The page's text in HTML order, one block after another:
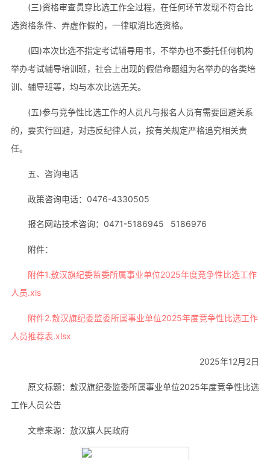
(三)资格审查贯穿比选工作全过程，在任何环节发现不符合比
选资格条件、弄虚作假的，一律取消比选资格。
(四)本次比选不指定考试辅导用书，不举办也不委托任何机构
举办考试辅导培训班，社会上出现的假借命题组为名举办的各类培
训、辅导班等，均与本次比选无关。
(五)参与竞争性比选工作的人员凡与报名人员有需要回避关系
的，要实行回避，对违反纪律人员，按有关规定严格追究相关责
任。
五、咨询电话
政策咨询电话：0476-4330505
报名网站技术咨询：0471-5186945 5186976
附件：
附件1.敖汉旗纪委监委所属事业单位2025年度竞争性比选工作
人员.xls
附件2.敖汉旗纪委监委所属事业单位2025年度竞争性比选工作
人员推荐表.xlsx
2025年12月2日
原文标题：敖汉旗纪委监委所属事业单位2025年度竞争性比选
工作人员公告
文章来源：敖汉旗人民政府